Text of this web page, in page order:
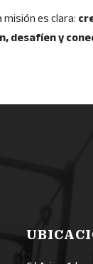
es clara:
desafíen y